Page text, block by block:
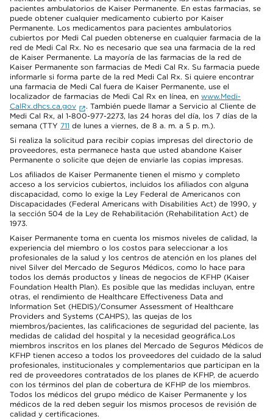
pacientes ambulatorios de Kaiser Permanente. En estas farmacias, se
puede obtener cualquier medicamento cubierto por Kaiser
Permanente. Los medicamentos para pacientes ambulatorios
cubiertos por Medi Cal pueden obtenerse en cualquier farmacia de la
red de Medi Cal Rx. No es necesario que sea una farmacia de la red
de Kaiser Permanente. La mayoría de las farmacias de la red de
Kaiser Permanente son farmacias de Medi Cal Rx. Su farmacia puede
informarle si forma parte de la red Medi Cal Rx. Si quiere encontrar
una farmacia de Medi Cal fuera de Kaiser Permanente, use el
localizador de farmacias de Medi Cal Rx en línea, en www.Medi-
CalRx.dhcs.ca.gov
. También puede llamar a Servicio al Cliente de
Medi Cal Rx, al 1-800-977-2273, las 24 horas del día, los 7 días de la
semana (TTY 711 de lunes a viernes, de 8 a. m. a 5 p. m.).
Si realiza la solicitud para recibir copias impresas del directorio de
proveedores, esta permanece hasta que usted abandone Kaiser
Permanente o solicite que dejen de enviarle las copias impresas.
Los afiliados de Kaiser Permanente tienen el mismo y completo
acceso a los servicios cubiertos, incluidos los afiliados con alguna
discapacidad, como lo exige la Ley Federal de Americanos con
Discapacidades (Federal Americans with Disabilities Act) de 1990, y
la sección 504 de la Ley de Rehabilitación (Rehabilitation Act) de
1973.
Kaiser Permanente toma en cuenta los mismos niveles de calidad, la
experiencia del miembro o los costos para seleccionar a los
profesionales de la salud y los centros de atención en los planes del
nivel Silver del Mercado de Seguros Médicos, como lo hace para
todos los demás productos y líneas de negocios de KFHP (Kaiser
Foundation Health Plan). Es posible que las medidas incluyan, entre
otras, el rendimiento de Healthcare Effectiveness Data and
Information Set (HEDIS)/Consumer Assessment of Healthcare
Providers and Systems (CAHPS), las quejas de los
miembros/pacientes, las calificaciones de seguridad del paciente, las
medidas de calidad del hospital y la necesidad geográfica.Los
miembros inscritos en los planes del Mercado de Seguros Médicos de
KFHP tienen acceso a todos los proveedores del cuidado de la salud
profesionales, institucionales y complementarios que participan en la
red de proveedores contratados de los planes de KFHP, de acuerdo
con los términos del plan de cobertura de KFHP de los miembros.
Todos los médicos del grupo médico de Kaiser Permanente y los
médicos de la red deben seguir los mismos procesos de revisión de
calidad y certificaciones.